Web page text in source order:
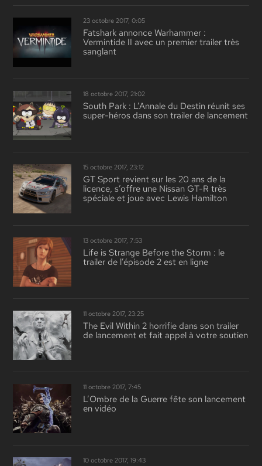
23 octobre 2017, 0:05
Fatshark annonce Warhammer :
Vermintide II avec un premier trailer très
sanglant
18 octobre 2017, 21:02
South Park : L’Annale du Destin réunit ses
super-héros dans son trailer de lancement
15 octobre 2017, 23:12
GT Sport revient sur les 20 ans de la
licence, s’offre une Nissan GT-R très
spéciale et joue avec Lewis Hamilton
13 octobre 2017, 7:53
Life is Strange Before the Storm : le
trailer de l’épisode 2 est en ligne
11 octobre 2017, 23:25
The Evil Within 2 horrifie dans son trailer
de lancement et fait appel à votre soutien
11 octobre 2017, 7:45
L’Ombre de la Guerre fête son lancement
en vidéo
10 octobre 2017, 19:43